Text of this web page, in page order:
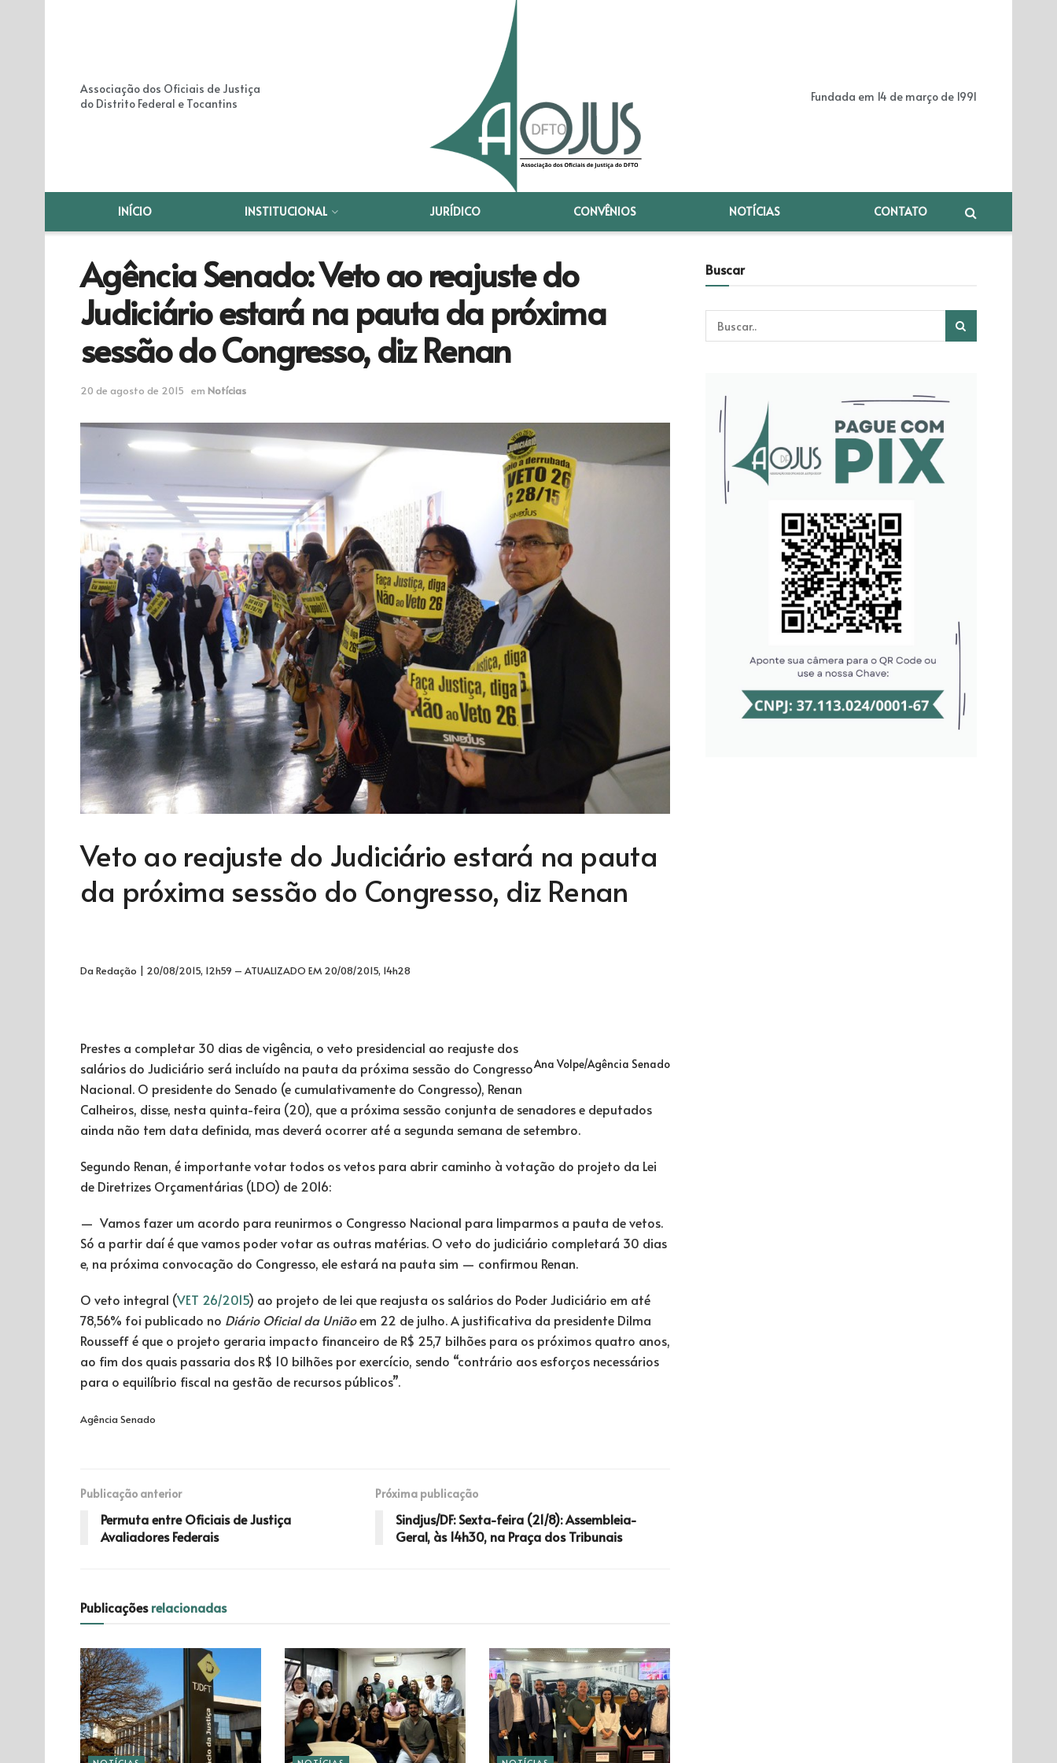
Associação dos Oficiais de Justiça
do Distrito Federal e Tocantins
Fundada em 14 de março de 1991
INÍCIO INSTITUCIONAL JURÍDICO CONVÊNIOS NOTÍCIAS CONTATO
Agência Senado: Veto ao reajuste do
Judiciário estará na pauta da próxima
sessão do Congresso, diz Renan
20 de agosto de 2015 em Notícias
Veto ao reajuste do Judiciário estará na pauta
da próxima sessão do Congresso, diz Renan
Da Redação | 20/08/2015, 12h59 – ATUALIZADO EM 20/08/2015, 14h28
Ana Volpe/Agência Senado
Prestes a completar 30 dias de vigência, o veto presidencial ao reajuste dos
salários do Judiciário será incluído na pauta da próxima sessão do Congresso
Nacional. O presidente do Senado (e cumulativamente do Congresso), Renan
Calheiros, disse, nesta quinta-feira (20), que a próxima sessão conjunta de senadores e deputados
ainda não tem data definida, mas deverá ocorrer até a segunda semana de setembro.
Segundo Renan, é importante votar todos os vetos para abrir caminho à votação do projeto da Lei
de Diretrizes Orçamentárias (LDO) de 2016:
— Vamos fazer um acordo para reunirmos o Congresso Nacional para limparmos a pauta de vetos.
Só a partir daí é que vamos poder votar as outras matérias. O veto do judiciário completará 30 dias
e, na próxima convocação do Congresso, ele estará na pauta sim — confirmou Renan.
O veto integral (VET 26/2015) ao projeto de lei que reajusta os salários do Poder Judiciário em até
78,56% foi publicado no Diário Oficial da Uniãoem 22 de julho. A justificativa da presidente Dilma
Rousseff é que o projeto geraria impacto financeiro de R$ 25,7 bilhões para os próximos quatro anos,
ao fim dos quais passaria dos R$ 10 bilhões por exercício, sendo “contrário aos esforços necessários
para o equilíbrio fiscal na gestão de recursos públicos”.
Agência Senado
Publicação anterior
Permuta entre Oficiais de Justiça
Avaliadores Federais
Próxima publicação
Sindjus/DF: Sexta-feira (21/8): Assembleia-
Geral, às 14h30, na Praça dos Tribunais
Publicaçõesrelacionadas
Buscar